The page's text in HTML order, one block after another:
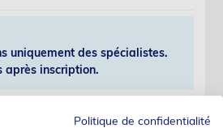
uniquement des spécialistes.
après inscription.
S'identifierPolitique de confidentialité